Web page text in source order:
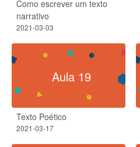
Como escrever um texto
narrativo
2021-03-03
Aula 19
Texto Poético
2021-03-17